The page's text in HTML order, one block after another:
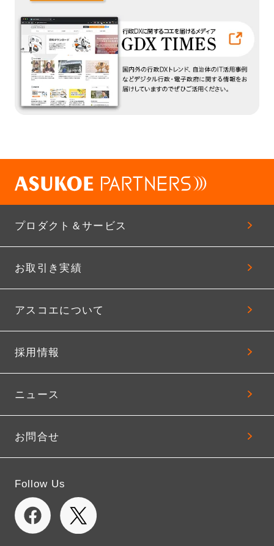
プロダクト＆サービス
お取引き実績
アスコエについて
採用情報
ニュース
お問合せ
Follow Us